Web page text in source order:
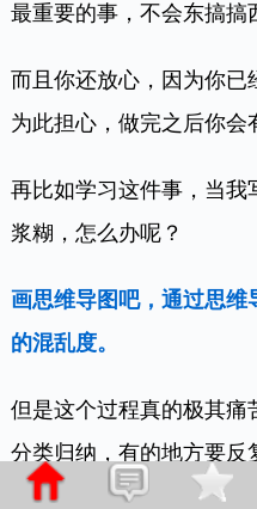
最重要的事，不会东搞搞
而且你还放心，因为你已
为此担心，做完之后你会
再比如学习这件事，当
浆糊，怎么办呢？
画思维导图吧，通过思
的混乱度。
但是这个过程真的极其
分类归纳，有的地方要反